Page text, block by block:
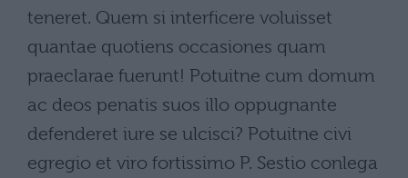
teneret. Quem si interficere voluisset
quantae quotiens occasiones quam
praeclarae fuerunt! Potuitne cum domum
ac deos penatis suos illo oppugnante
defenderet iure se ulcisci? Potuitne civi
egregio et viro fortissimo P. Sestio conlega